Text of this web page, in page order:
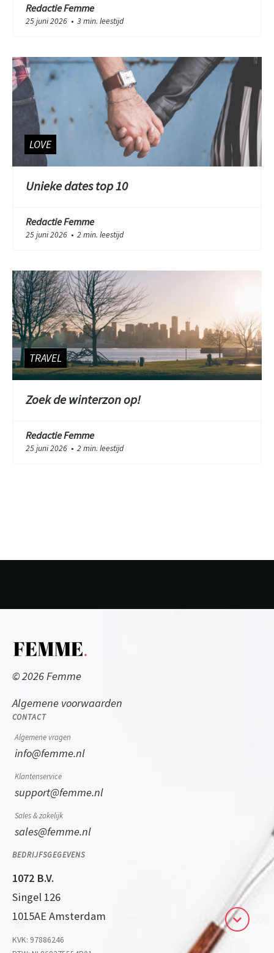
Redactie Femme
25 juni 2026 ● 3 min. leestijd
LOVE
Unieke dates top 10
Redactie Femme
25 juni 2026 ● 2 min. leestijd
TRAVEL
Zoek de winterzon op!
Redactie Femme
25 juni 2026 ● 2 min. leestijd
© 2026 Femme
Algemene voorwaarden
CONTACT
Algemene vragen
info@femme.nl
Klantenservice
support@femme.nl
Sales & zakelijk
sales@femme.nl
BEDRIJFSGEGEVENS
1072 B.V.
Singel 126
1015AE Amsterdam
KVK: 97886246